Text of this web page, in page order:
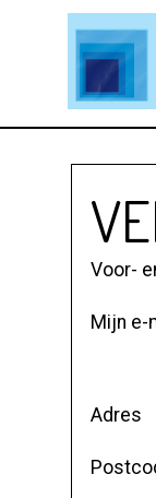
Voor-
Mijn e-
Adres